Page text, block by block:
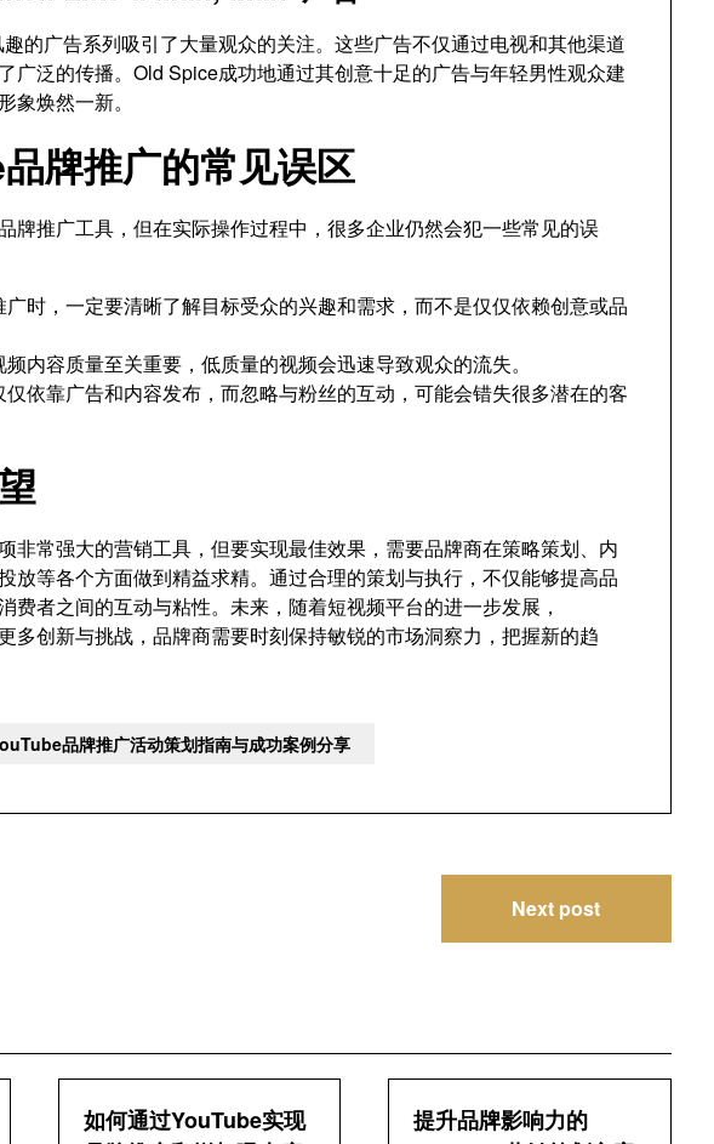
的广告系列吸引了大量观众的关注。这些广告不仅通过电视和其他渠道
广泛的传播。Old Spice成功地通过其创意十足的广告与年轻男性观众建
象焕然一新。
牌推广的常见误区
牌推广工具，但在实际操作过程中，很多企业仍然会犯一些常见的误
广时，一定要清晰了解目标受众的兴趣和需求，而不是仅仅依赖创意或品
频内容质量至关重要，低质量的视频会迅速导致观众的流失。
仅依靠广告和内容发布，而忽略与粉丝的互动，可能会错失很多潜在的客
非常强大的营销工具，但要实现最佳效果，需要品牌商在策略策划、内
放等各个方面做到精益求精。通过合理的策划与执行，不仅能够提高品
费者之间的互动与粘性。未来，随着短视频平台的进一步发展，
多创新与挑战，品牌商需要时刻保持敏锐的市场洞察力，把握新的趋
品牌推广活动策划指南与成功案例分享
Next post
如何通过YouTube实现
提升品牌影响力的